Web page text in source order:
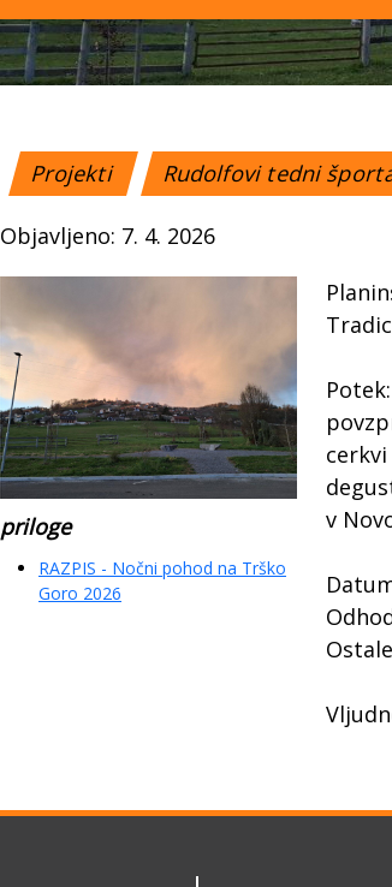
Projekti Rudolfovi tedni
Objavljeno: 7. 4. 2026
priloge
RAZPIS - Nočni pohod na Trško
Goro 2026
v